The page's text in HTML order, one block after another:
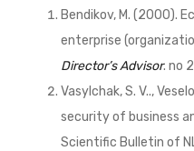
Bendikov, M. (2000).
enterprise
Director’s Advisor. no
Vasylchak, S. V..,
security of business
Scientific Bulletin of